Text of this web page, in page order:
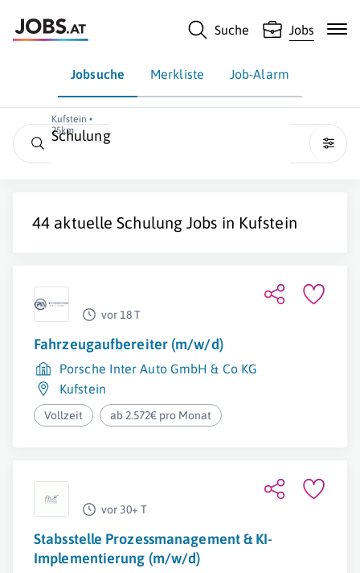
Suche Jobs
Jobsuche Merkliste Job-Alarm
Kufstein •
25km
Schulung
44 aktuelleSchulung Jobs in Kufstein
vor 18 T
Fahrzeugaufbereiter (m/w/d)
Porsche Inter Auto GmbH & Co KG
Kufstein
Vollzeit ab 2.572€ pro Monat
vor 30+ T
Stabsstelle Prozessmanagement & KI-
Implementierung (m/w/d)